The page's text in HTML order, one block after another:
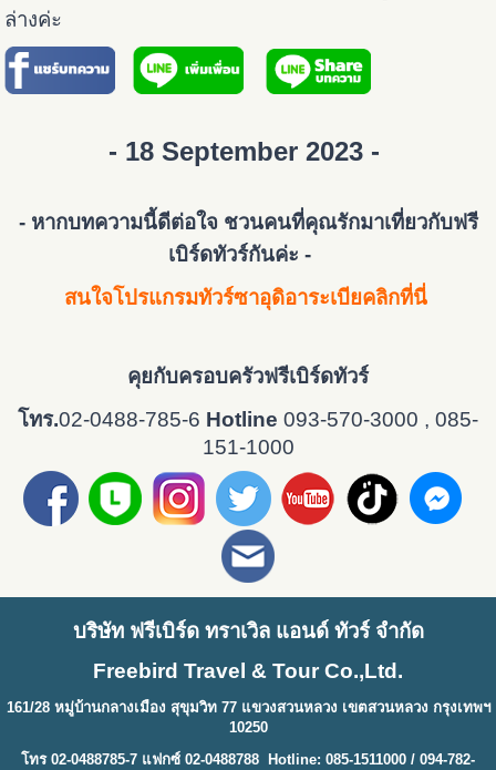
ล่างค่ะ
- 18 September 2023 -
- หากบทความนี้ดีต่อใจ ชวนคนที่คุณรักมาเที่ยวกับฟรี
เบิร์ดทัวร์กันค่ะ -
สนใจโปรแกรมทัวร์ซาอุดิอาระเบียคลิกที่นี่
คุยกับครอบครัวฟรีเบิร์ดทัวร์
โทร.02-0488-785-6 Hotline 093-570-3000 , 085-
151-1000
บริษัท ฟรีเบิร์ด ทราเวิล แอนด์ ทัวร์ จำกัด
Freebird Travel & Tour Co.,Ltd.
161/28 หมู่บ้านกลางเมือง สุขุมวิท 77 แขวงสวนหลวง เขตสวนหลวง กรุงเทพฯ
10250
โทร 02-0488785-7 แฟกซ์ 02-0488788 Hotline: 085-1511000 / 094-782-